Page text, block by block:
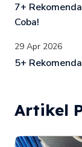
7+
Coba!
29 Apr 2026
5+
Artikel